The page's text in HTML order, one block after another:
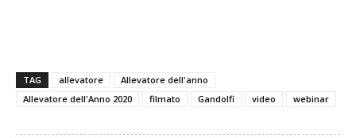
TAG allevatore
Allevatore dell'anno
Allevatore dell'Anno 2020
filmato Gandolfi video webinar